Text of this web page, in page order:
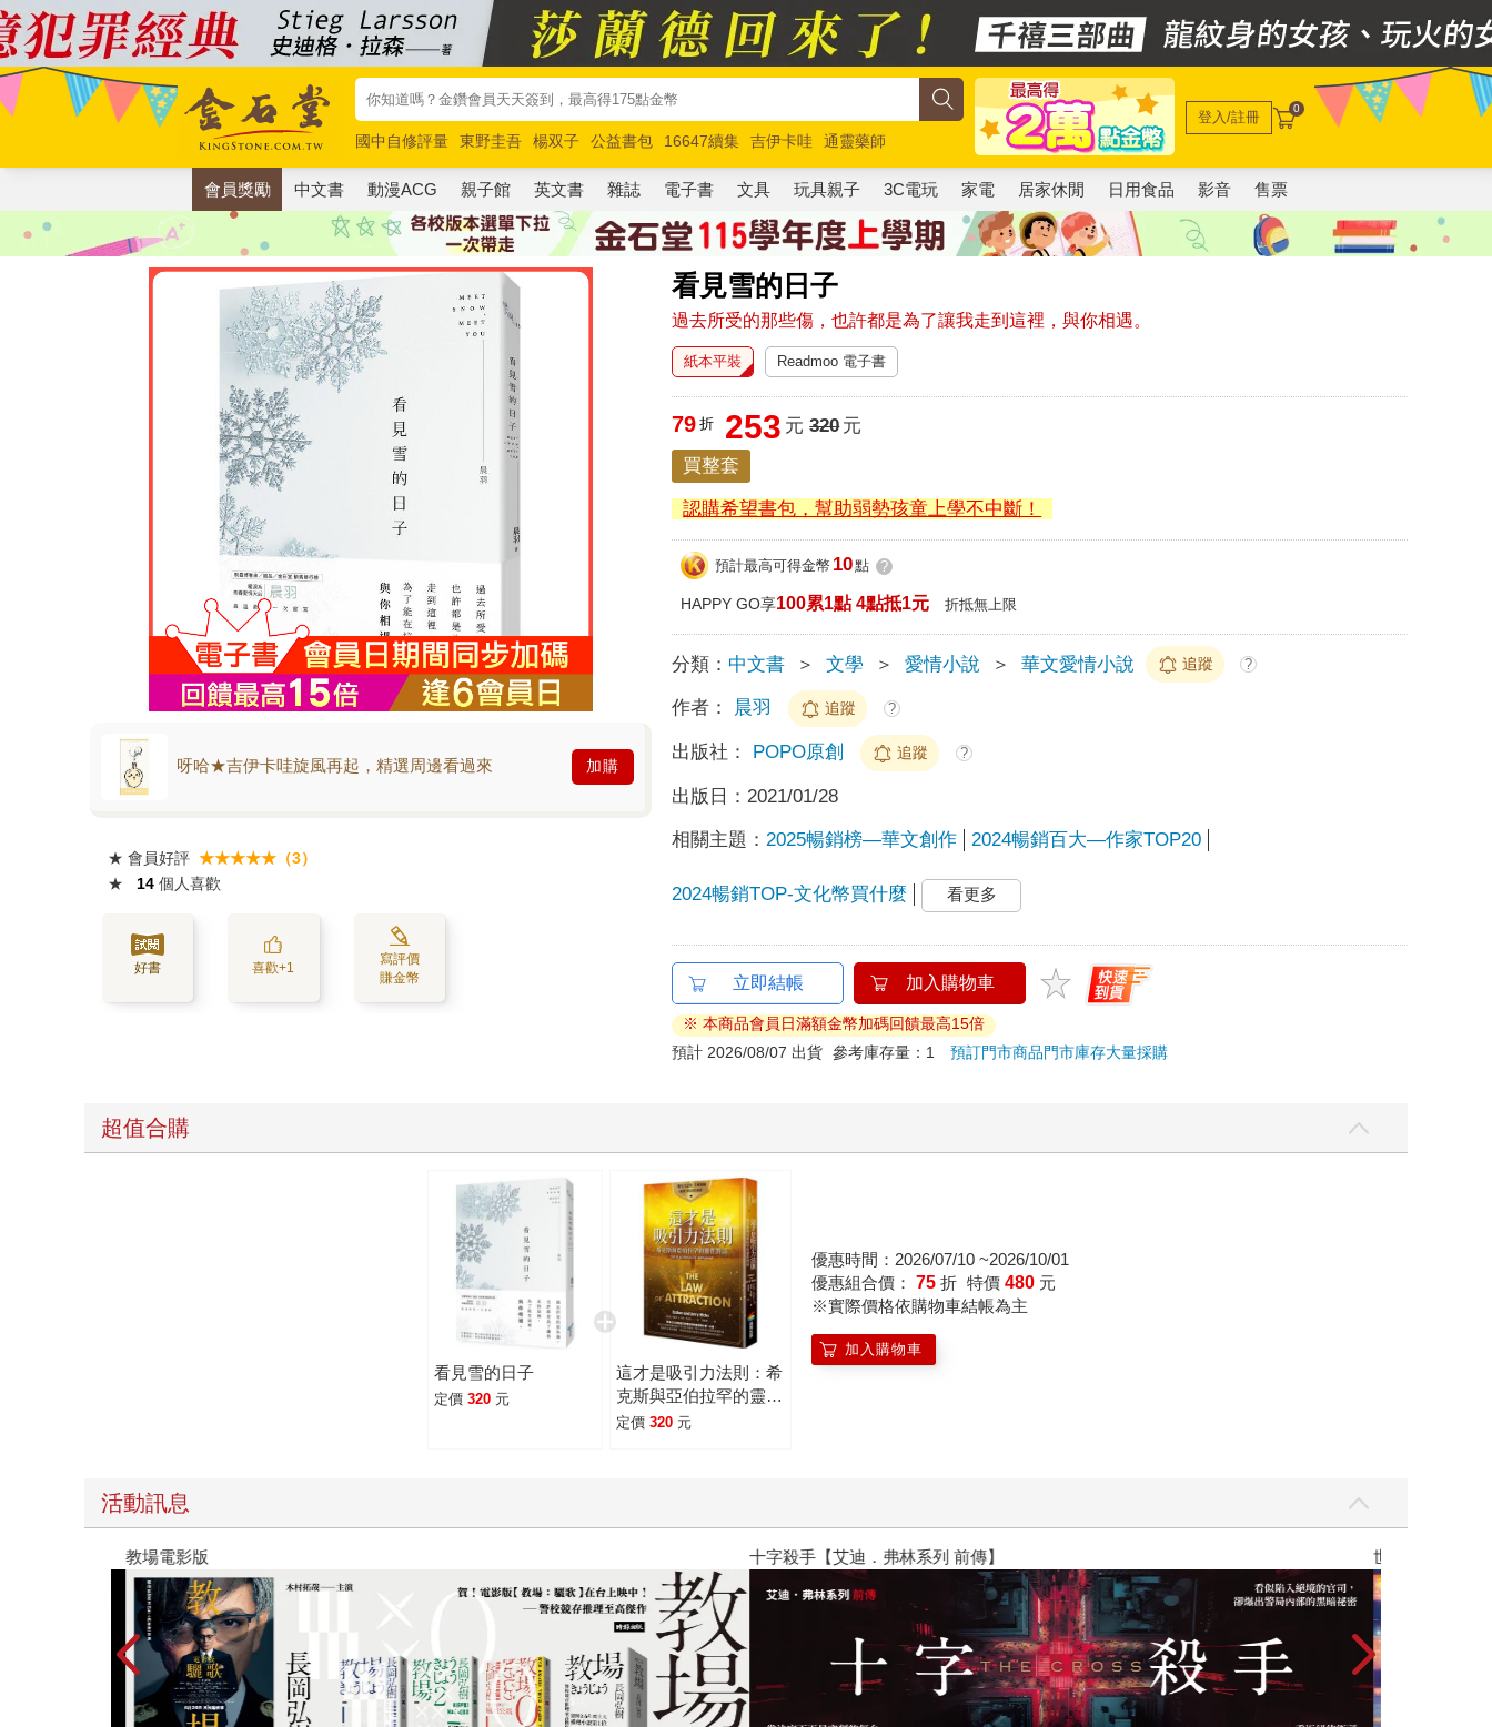
國中自修評量 東野圭吾 楊双子 公益書包 16647續集 吉伊卡哇
通靈藥師
唯紅花綻放
奧德賽 路邊攤新作 馬斯克 玩具總動員5 超慢跑
登入/註冊 0
會員獎勵 中文書 動漫ACG 親子館 英文書 雜誌 電子書 文具 玩具親子 3C電玩 家電 居家休閒 日用食品 影音 售票
看見雪的日子
過去所受的那些傷，也許都是為了讓我走到這裡，與你相遇。
呀哈★吉伊卡哇旋風再起，精選周邊看過來 加購
★ 會員好評 ★★★★★（3）
★
14 個人喜歡
好書 喜歡+1
寫評價
賺金幣
紙本平裝 Readmoo 電子書
79 折 253 元 320元
買整套
認購希望書包，幫助弱勢孩童上學不中斷！
預計最高可得金幣 10點 ?
HAPPY GO享100累1點 4點抵1元 折抵無上限
分類： 中文書 ＞ 文學 ＞ 愛情小說 ＞ 華文愛情小說 追蹤 ?
作者： 晨羽 追蹤 ?
出版社： POPO原創 追蹤 ?
出版日： 2021/01/28
相關主題： 2025暢銷榜—華文創作 2024暢銷百大—作家TOP20
2024暢銷TOP-文化幣買什麼 看更多
立即結帳 加入購物車
※ 本商品會員日滿額金幣加碼回饋最高15倍
預計 2026/08/07 出貨 參考庫存量：1預訂門市商品門市庫存大量採購
超值合購
看見雪的日子
定價 320 元
這才是吸引力法則：希
克斯與亞伯拉罕的靈性
對話
定價 320 元
優惠時間：2026/07/10 ~2026/10/01
優惠組合價： 75 折 特價 480 元
※實際價格依購物車結帳為主
加入購物車
活動訊息
教場電影版 十字殺手【艾迪．弗林系列 前傳】 世界上最透明